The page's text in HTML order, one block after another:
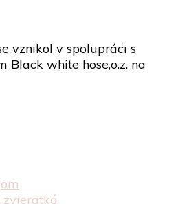
vznikol v spolupráci s
Black white hose,o.z. na